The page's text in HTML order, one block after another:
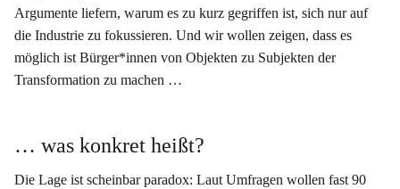
Argumente liefern, warum es zu kurz gegriffen ist, sich nur auf
die Industrie zu fokussieren. Und wir wollen zeigen, dass es
möglich ist Bürger*innen von Objekten zu Subjekten der
Transformation zu machen …
… was konkret heißt?
Die Lage ist scheinbar paradox: Laut Umfragen wollen fast 90